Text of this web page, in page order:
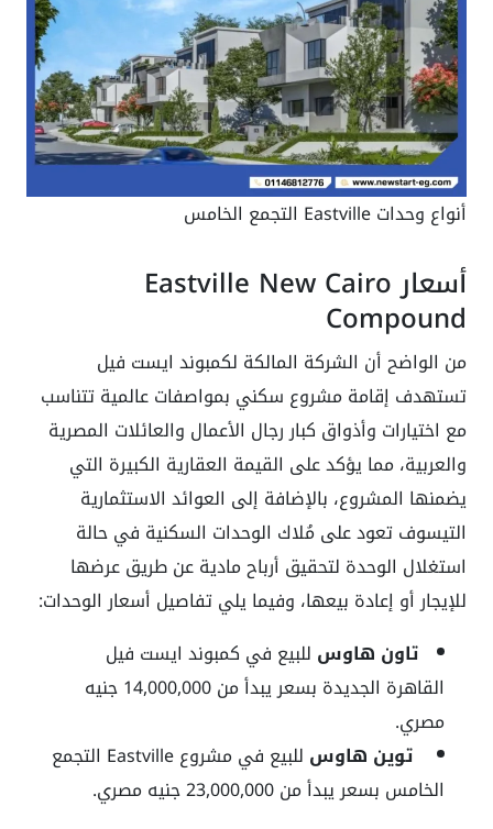
أنواع وحدات Eastville التجمع الخامس
أسعار Eastville New Cairo
Compound
من الواضح أن الشركة المالكة لكمبوند ايست فيل
تستهدف إقامة مشروع سكني بمواصفات عالمية تتناسب
مع اختيارات وأذواق كبار رجال الأعمال والعائلات المصرية
والعربية، مما يؤكد على القيمة العقارية الكبيرة التي
يضمنها المشروع، بالإضافة إلى العوائد الاستثمارية
التيسوف تعود على مُلاك الوحدات السكنية في حالة
استغلال الوحدة لتحقيق أرباح مادية عن طريق عرضها
للإيجار أو إعادة بيعها، وفيما يلي تفاصيل أسعار الوحدات:
تاون هاوس للبيع في كمبوند ايست فيل
القاهرة الجديدة بسعر يبدأ من 14,000,000 جنيه
مصري.
توين هاوس
للبيع في مشروع Eastville التجمع
الخامس بسعر يبدأ من 23,000,000 جنيه مصري.